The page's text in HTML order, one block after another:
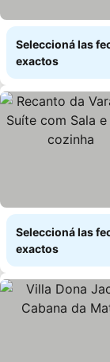
Seleccioná las
exactos
Seleccioná las
exactos